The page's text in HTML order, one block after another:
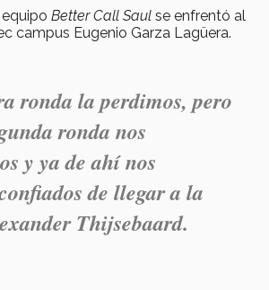
Better Call Saul se enfrentó al
campus Eugenio Garza Lagüera.
ronda la perdimos, pero
ronda nos
y ya de ahí nos
de llegar a la
Thijsebaard.